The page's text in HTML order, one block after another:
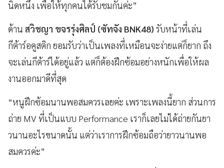
นิดหนึ่ง เพื่อให้ทุกคนได้รับชมกันค่ะ”
ด้าน สวิชญา ขจรรุ่งศิลป์ (ซัทจัง BNK48) รับหน้าที่เล่น
กีต้าร์อคูสติก ยอมรับว่าเป็นเพลงที่เหมือนจะง่ายแต่ก็ยาก ถึง
จะเล่นกีต้าร์ได้อยู่แล้ว แต่ก็ต้องฝึกซ้อมอย่างหนักเพื่อให้ผล
งานออกมาดีที่สุด
“หนูฝึกซ้อมนานพอสมควรเลยค่ะ เพราะเพลงนี้ยาก ส่วนการ
ถ่าย MV ที่เป็นแบบ Performance เราก็เลยไม่ได้ถ่ายกันยา
วนานอะไรขนาดนั้น แต่ว่าเราการฝึกซ้อมถือว่ายาวนานพอ
สมควรค่ะ”